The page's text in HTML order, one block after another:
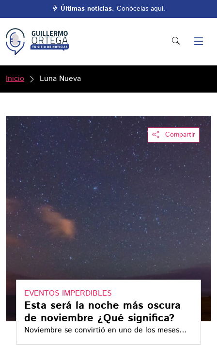
Últimas noticias. Conócelas aquí.
Inicio Luna Nueva
Compartir
EVENTOS IMPERDIBLES
Esta será la noche más oscura
de noviembre ¿Qué significa?
Noviembre se convirtió en uno de los meses
más activos para la observación del cielo